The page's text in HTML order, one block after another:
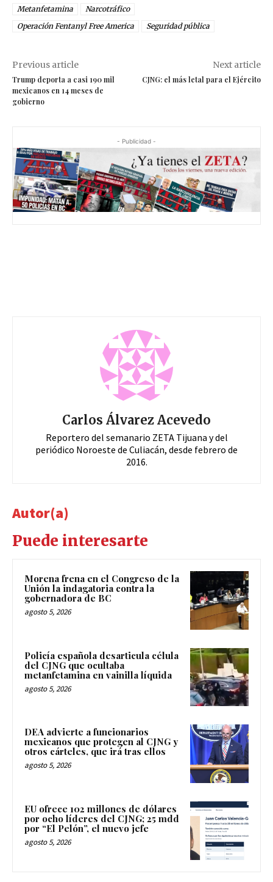
Metanfetamina
Narcotráfico
Operación Fentanyl Free America
Seguridad pública
Previous article
Trump deporta a casi 190 mil
mexicanos en 14 meses de
gobierno
Next article
CJNG: el más letal para el Ejército
- Publicidad -
Carlos Álvarez Acevedo
Reportero del semanario ZETA Tijuana y del
periódico Noroeste de Culiacán, desde febrero de
2016.
Autor(a)
Puede interesarte
Morena frena en el Congreso de la
Unión la indagatoria contra la
gobernadora de BC
agosto 5, 2026
Policía española desarticula célula
del CJNG que ocultaba
metanfetamina en vainilla líquida
agosto 5, 2026
DEA advierte a funcionarios
mexicanos que protegen al CJNG y
otros cárteles, que irá tras ellos
agosto 5, 2026
EU ofrece 102 millones de dólares
por ocho líderes del CJNG; 25 mdd
por “El Pelón”, el nuevo jefe
agosto 5, 2026